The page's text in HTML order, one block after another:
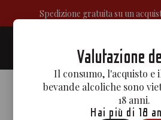
Spedizione gratuita su un
Valutazione
Il consumo, l'acquisto e
bevande alcoliche sono
18 anni.
Hai più di 18